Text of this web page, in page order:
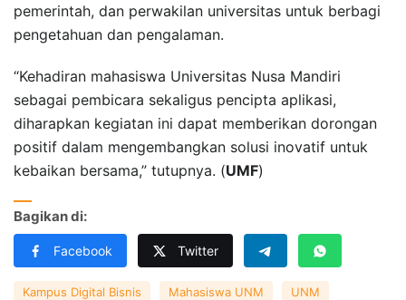
pemerintah, dan perwakilan universitas untuk berbagi
pengetahuan dan pengalaman.
“Kehadiran mahasiswa Universitas Nusa Mandiri
sebagai pembicara sekaligus pencipta aplikasi,
diharapkan kegiatan ini dapat memberikan dorongan
positif dalam mengembangkan solusi inovatif untuk
kebaikan bersama,” tutupnya. (UMF)
Bagikan di:
Facebook Twitter
Kampus Digital Bisnis Mahasiswa UNM UNM